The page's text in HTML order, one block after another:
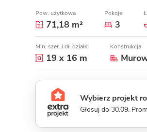
Pow. użytkowa
71,18 m²
Pokoje
3
Min. szer. i dł. działki
19 x 16 m
Konstrukcja
Wybierz projekt
Głosuj do 30.09.